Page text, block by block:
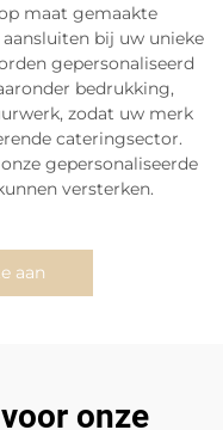
maat gemaakte
bij uw unieke
gepersonaliseerd
bedrukking,
zodat uw merk
cateringsector.
gepersonaliseerde
versterken.
aan
onze